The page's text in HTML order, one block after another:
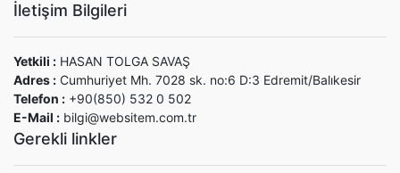
İletişim Bilgileri
Yetkili : HASAN TOLGA SAVAŞ
Adres : Cumhuriyet Mh. 7028 sk. no:6 D:3 Edremit/Balıkesir
Telefon : +90(850) 532 0 502
E-Mail : bilgi@websitem.com.tr
Gerekli linkler